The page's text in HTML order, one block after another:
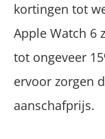
kortingen tot
Apple Watch 6
tot ongeveer
ervoor zorgen
aanschafprijs.